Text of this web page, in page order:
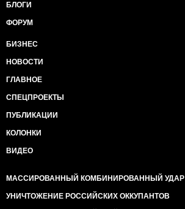
БЛОГИ
ФОРУМ
БИЗНЕС
НОВОСТИ
ГЛАВНОЕ
СПЕЦПРОЕКТЫ
ПУБЛИКАЦИИ
КОЛОНКИ
ВИДЕО
МАССИРОВАННЫЙ КОМБИНИРОВАННЫЙ УДАР
УНИЧТОЖЕНИЕ РОССИЙСКИХ ОККУПАНТОВ